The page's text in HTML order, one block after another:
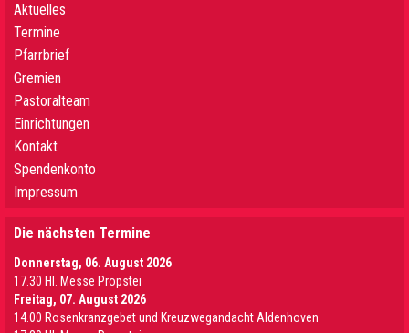
Aktuelles
Termine
Pfarrbrief
Gremien
Pastoralteam
Einrichtungen
Kontakt
Spendenkonto
Impressum
Die nächsten Termine
Donnerstag, 06. August 2026
17.30 Hl. Messe Propstei
Freitag, 07. August 2026
14.00 Rosenkranzgebet und Kreuzwegandacht Aldenhoven